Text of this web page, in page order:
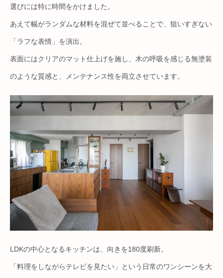
選びには特に時間をかけました。
あえて幅がランダムな材料を混ぜて並べることで、狙いすぎない
「ラフな表情」を演出。
表面にはクリアのマット仕上げを施し、木の呼吸を感じる無塗装
のような質感と、メンテナンス性を両立させています。
LDKの中心となるキッチンは、向きを180度刷新。
「料理をしながらテレビを見たい」という日常のワンシーンを大